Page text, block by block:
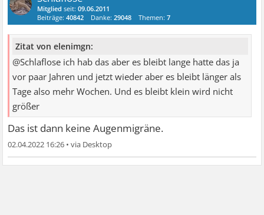
Mitglied seit:09.06.2011
Beiträge:40842 Danke:29048 Themen:7
Zitat von elenimgn:
@Schlaflose ich hab das aber es bleibt lange hatte das ja
vor paar Jahren und jetzt wieder aber es bleibt länger als
Tage also mehr Wochen. Und es bleibt klein wird nicht
größer
Das ist dann keine Augenmigräne.
02.04.2022 16:26 •